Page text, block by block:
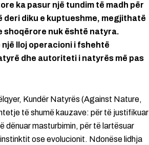
ka pasur një tundim të madh për
deri diku e kuptueshme, megjithatë
shoqërore nuk është natyra.
lloj operacioni i fshehtë
dhe autoriteti i natyrës më pas
Kundër Natyrës (Against Nature,
të shumë kauzave: për të justifikuar
dënuar masturbimin, për të lartësuar
ose evolucionit. Ndonëse lidhja